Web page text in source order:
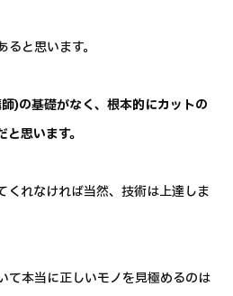
と思います。
)の基礎がなく、根本的にカットの
思います。
くれなければ当然、技術は上達しま
て本当に正しいモノを見極めるのは